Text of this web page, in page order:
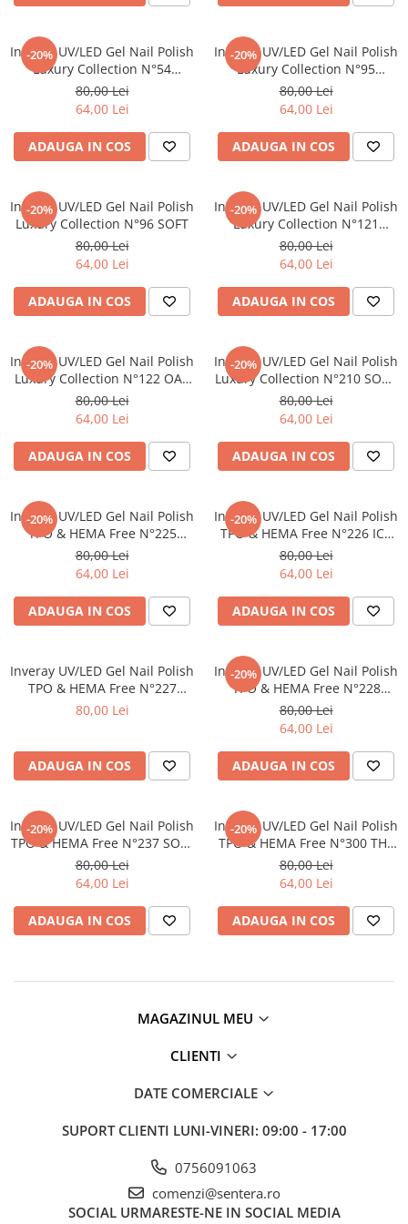
laminare
Pure Straight - tratament
îndreptare păr
The Virtuous Scalp Rituals
VOPSELE & OXIDANȚI
Vopsea de păr profesională
Oxidanți, activatoare, toner
Pudre decolarante
Vopsea de păr pH Laboratories
Vopsea de păr Previa Earth
Vopsea de păr Previa Vibrant Shiny
Colour
Plăci de îndreptat
Style & Finish
Îngrijire Argan & Keratin - păr
Produse pentru Hydrafacial
ReBelle
ReActivant - Curățare & Purifiere
acneic
ReGenérante - Regenerare
ReLixir - Anti-Age Excellence &
Caviar
ReNaissance - Ten hiperpigmentat
ReSculptMinceur - Îngrijire
ReSourceNature - Ten sensibil
ReSplendissant - Contur ochi &
ReStructurant - Cuperoză &
Roșeață
ReVitalisant - Hidratare
Tana Cosmetics
Egypt Wonder
Uleiuri și loțiuni după epilat
Vopsea pentru gene și sprâncene
Vopsea și oxidanți pentru gene și
sprâncene RefectoCil
Încălzitoare pentru ceară
-20%
Inveray UV/LED Gel Nail Polish
Luxury Collection N°54
SPLENDOR
80,00 Lei
64,00 Lei
ADAUGA IN COS
-20%
Inveray UV/LED Gel Nail Polish
Luxury Collection N°95
KINDNESS
80,00 Lei
64,00 Lei
ADAUGA IN COS
-20%
Inveray UV/LED Gel Nail Polish
Luxury Collection N°96 SOFT
80,00 Lei
64,00 Lei
ADAUGA IN COS
-20%
Inveray UV/LED Gel Nail Polish
Luxury Collection N°121
BORACAY BAY
80,00 Lei
64,00 Lei
ADAUGA IN COS
-20%
Inveray UV/LED Gel Nail Polish
Luxury Collection N°122 OAT
MILK
80,00 Lei
64,00 Lei
ADAUGA IN COS
-20%
Inveray UV/LED Gel Nail Polish
Luxury Collection N°210 SOUL
AFFECTION
80,00 Lei
64,00 Lei
ADAUGA IN COS
-20%
Inveray UV/LED Gel Nail Polish
TPO & HEMA Free N°225
NORTH STAR
80,00 Lei
64,00 Lei
ADAUGA IN COS
-20%
Inveray UV/LED Gel Nail Polish
TPO & HEMA Free N°226 ICY
GLOW
80,00 Lei
64,00 Lei
ADAUGA IN COS
Inveray UV/LED Gel Nail Polish
TPO & HEMA Free N°227
POLAR MIST
80,00 Lei
ADAUGA IN COS
-20%
Inveray UV/LED Gel Nail Polish
TPO & HEMA Free N°228
AURORA WHISPER
80,00 Lei
64,00 Lei
ADAUGA IN COS
-20%
Inveray UV/LED Gel Nail Polish
TPO & HEMA Free N°237 SOFT
REVERIE
80,00 Lei
64,00 Lei
ADAUGA IN COS
-20%
Inveray UV/LED Gel Nail Polish
TPO & HEMA Free N°300 THE
ONE AND ONLY
80,00 Lei
64,00 Lei
ADAUGA IN COS
MAGAZINUL MEU
CLIENTI
DATE COMERCIALE
SUPORT CLIENTI LUNI-VINERI: 09:00 - 17:00
0756091063
comenzi@sentera.ro
SOCIAL URMARESTE-NE IN SOCIAL MEDIA